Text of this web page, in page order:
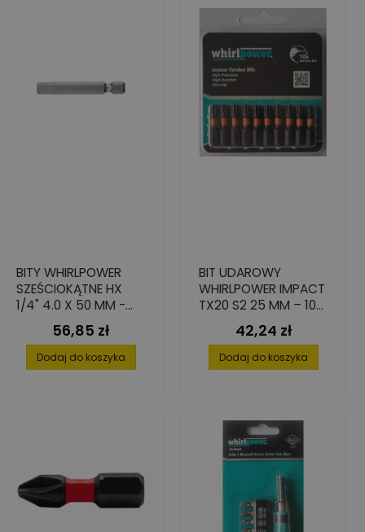
BITY WHIRLPOWER
SZEŚCIOKĄTNE HX
1/4" 4.0 X 50 MM -
ZESTAW 10 SZT.
Cena
56,85 zł
Dodaj do koszyka
BIT UDAROWY
WHIRLPOWER IMPACT
TX20 S2 25 MM – 10
Cena
42,24 zł
Dodaj do koszyka